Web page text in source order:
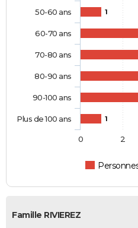
1
1
50-60 ans
60-70 ans
70-80 ans
80-90 ans
90-100 ans
Plus de 100 ans
0 2
Famille RIVIEREZ